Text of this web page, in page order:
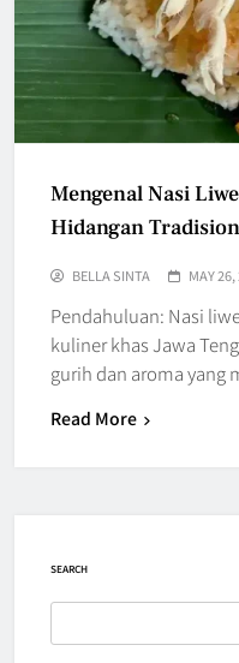
Mengenal Nasi
Hidangan
BELLA SINTA MAY
Pendahuluan: Nasi
kuliner khas Jawa
gurih dan aroma yang
Read More
SEARCH